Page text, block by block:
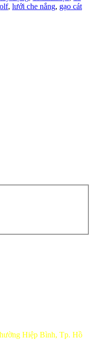
, lưới che nắng, gạo cát
Hiệp Bình, Tp. Hồ